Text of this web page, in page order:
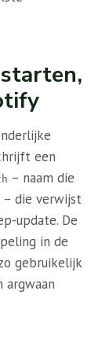
een
– naam die
– die verwijst
update. De
in de
gebruikelijk
argwaan